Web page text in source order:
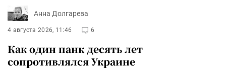
Анна Долгарева
4 августа 2026, 11:46 6
Как один панк десять лет
сопротивлялся Украине